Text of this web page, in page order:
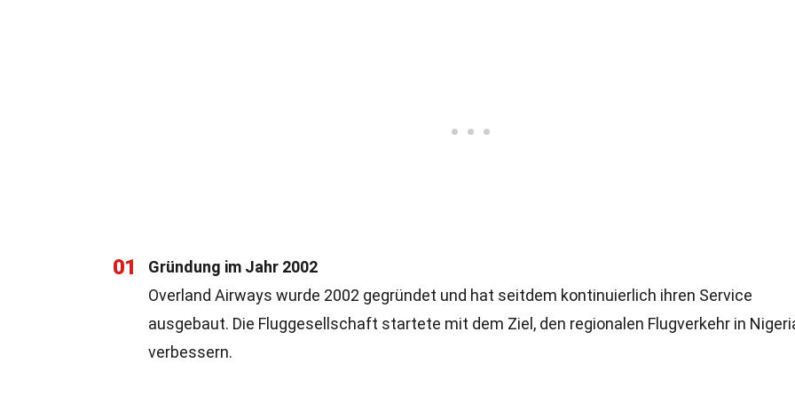
01
Gründung im Jahr 2002
Overland Airways wurde 2002 gegründet und hat seitdem kontinuierlich ihren Service
ausgebaut. Die Fluggesellschaft startete mit dem Ziel, den regionalen Flugverkehr in
verbessern.